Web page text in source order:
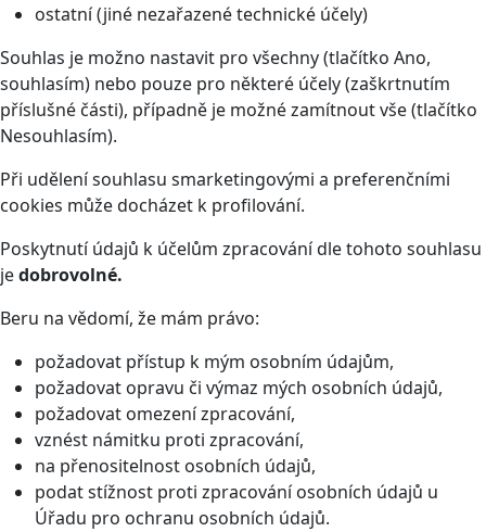
ostatní (jiné nezařazené technické účely)
Souhlas je možno nastavit pro všechny (tlačítko Ano,
souhlasím) nebo pouze pro některé účely (zaškrtnutím
příslušné části), případně je možné zamítnout vše (tlačítko
Nesouhlasím).
Při udělení souhlasu smarketingovými a preferenčními
cookies může docházet k profilování.
Poskytnutí údajů k účelům zpracování dle tohoto souhlasu
jedobrovolné.
Beru na vědomí, že mám právo:
požadovat přístup k mým osobním údajům,
požadovat opravu či výmaz mých osobních údajů,
požadovat omezení zpracování,
vznést námitku proti zpracování,
na přenositelnost osobních údajů,
podat stížnost proti zpracování osobních údajů u
Úřadu pro ochranu osobních údajů.